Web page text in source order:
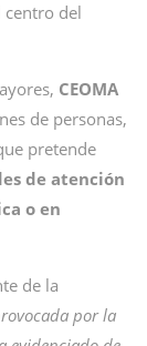
centro del
CEOMA
de personas,
pretende
de atención
o en
de la
por la